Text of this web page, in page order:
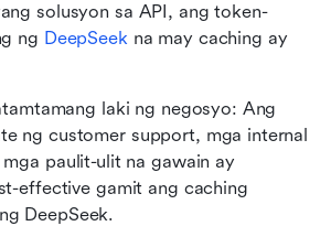
solusyon sa API, ang token-
ng DeepSeek na may caching ay
laki ng negosyo: Ang
ng customer support, mga internal
paulit-ulit na gawain ay
effective gamit ang caching
DeepSeek.